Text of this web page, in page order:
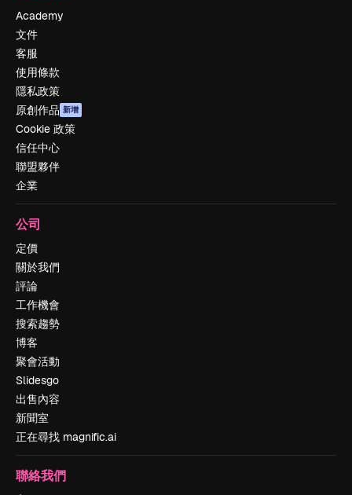
Academy
文件
客服
使用條款
隱私政策
原創作品 新增
Cookie 政策
信任中心
聯盟夥伴
企業
公司
定價
關於我們
評論
工作機會
搜索趨勢
博客
聚會活動
Slidesgo
出售內容
新聞室
正在尋找 magnific.ai
聯絡我們